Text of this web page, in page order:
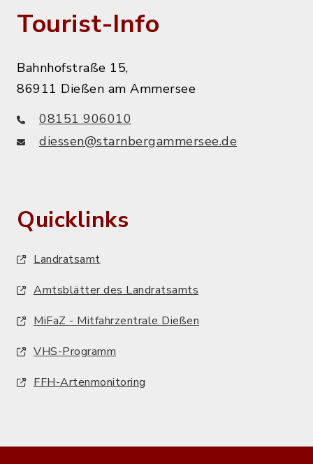
Tourist-Info
Bahnhofstraße 15,
86911 Dießen am Ammersee
08151 906010
diessen@starnbergammersee.de
Quicklinks
Landratsamt
Amtsblätter des Landratsamts
MiFaZ - Mitfahrzentrale Dießen
VHS-Programm
FFH-Artenmonitoring